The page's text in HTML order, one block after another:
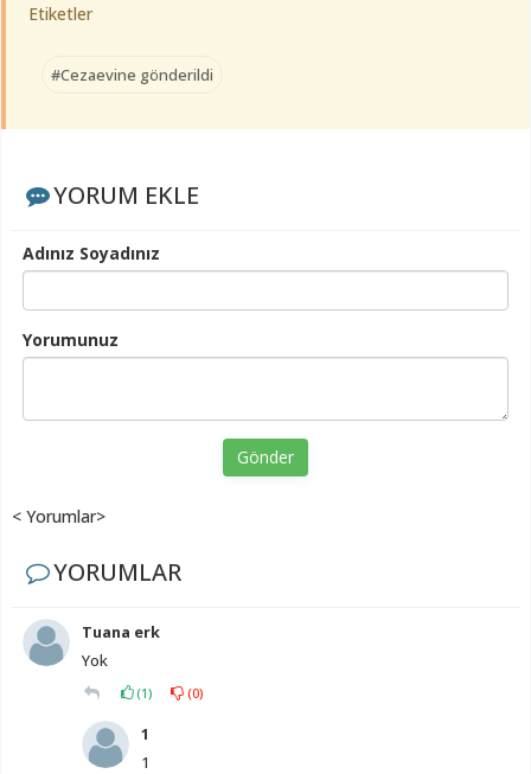
Etiketler
#Cezaevine gönderildi
YORUM EKLE
Adınız Soyadınız
Yorumunuz
Gönder
< Yorumlar>
YORUMLAR
Tuana erk
Yok
(1) (0)
1
1